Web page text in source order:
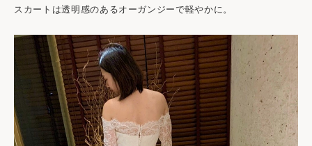
スカートは透明感のあるオーガンジーで軽やかに。